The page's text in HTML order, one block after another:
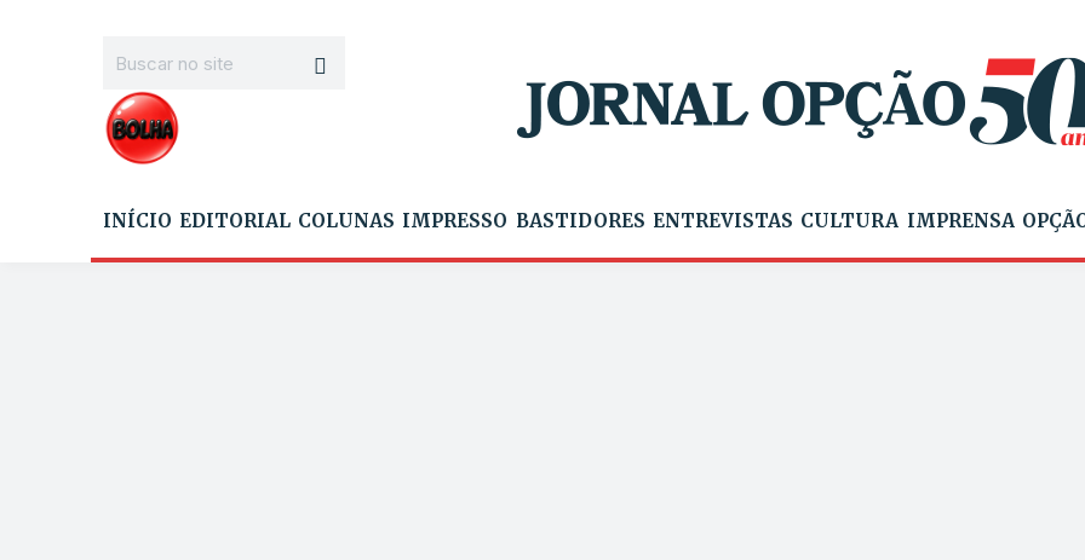
INÍCIO EDITORIAL COLUNAS IMPRESSO BASTIDORES ENTREVISTAS CULTURA IMPRENSA